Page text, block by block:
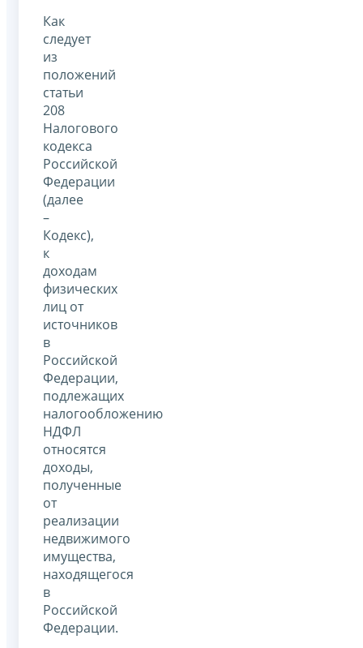
Как
следует
из
положений
статьи
208
Налогового
кодекса
Российской
Федерации
(далее
–
Кодекс),
к
доходам
физических
лиц от
источников
в
Российской
Федерации,
подлежащих
налогообложению
НДФЛ
относятся
доходы,
полученные
от
реализации
недвижимого
имущества,
находящегося
в
Российской
Федерации.